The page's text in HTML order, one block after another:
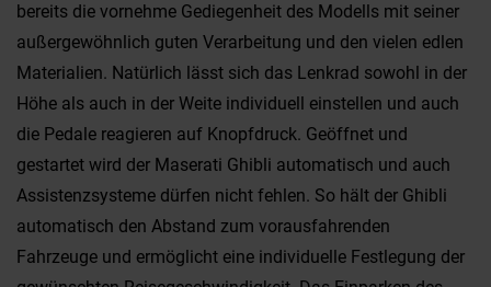
bereits die vornehme Gediegenheit des Modells mit seiner
außergewöhnlich guten Verarbeitung und den vielen edlen
Materialien. Natürlich lässt sich das Lenkrad sowohl in der
Höhe als auch in der Weite individuell einstellen und auch
die Pedale reagieren auf Knopfdruck. Geöffnet und
gestartet wird der Maserati Ghibli automatisch und auch
Assistenzsysteme dürfen nicht fehlen. So hält der Ghibli
automatisch den Abstand zum vorausfahrenden
Fahrzeuge und ermöglicht eine individuelle Festlegung der